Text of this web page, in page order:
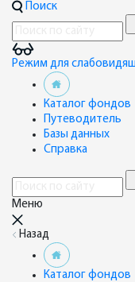
Поиск
Режим для
Каталог фондов
Путеводитель
Базы данных
Справка
Меню
Назад
Каталог фондов